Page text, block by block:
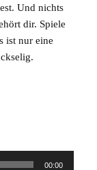
Und nichts
dir. Spiele
ist nur eine
00:00